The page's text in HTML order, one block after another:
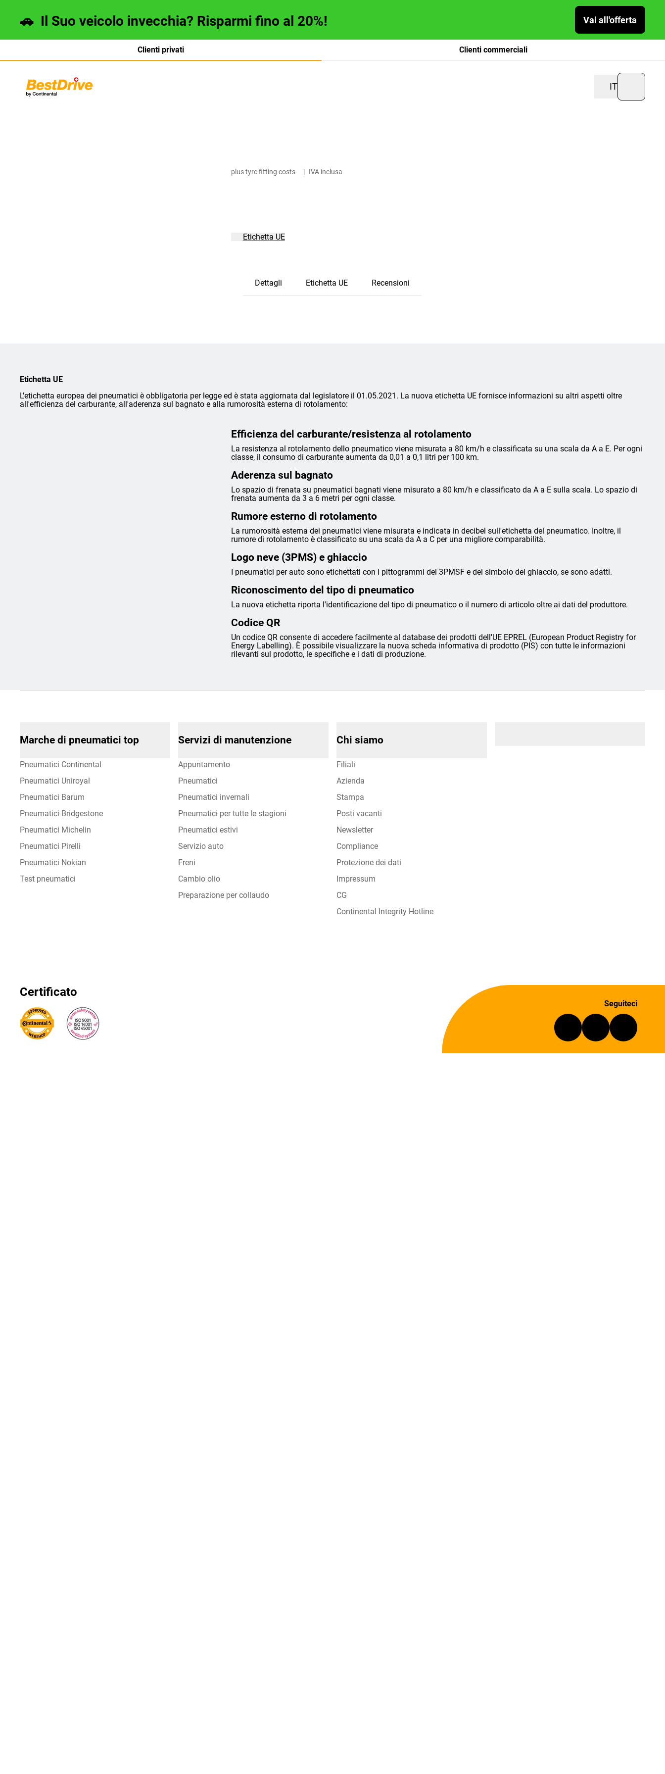
🚗 Il Suo veicolo invecchia? Risparmi fino al 20%! Vai all'offerta
Clienti privati Clienti commerciali
IT
Deutsch
plus tyre fitting costs | IVA inclusa
Etichetta UE
Dettagli Etichetta UE Recensioni
Etichetta UE
L'etichetta europea dei pneumatici è obbligatoria per legge ed è stata aggiornata dal legislatore il 01.05.2021. La nuova etichetta UE fornisce informazioni su altri aspetti oltre
all'efficienza del carburante, all'aderenza sul bagnato e alla rumorosità esterna di rotolamento:
Efficienza del carburante/resistenza al rotolamento
La resistenza al rotolamento dello pneumatico viene misurata a 80 km/h e classificata su una scala da A a E. Per ogni
classe, il consumo di carburante aumenta da 0,01 a 0,1 litri per 100 km.
Aderenza sul bagnato
Lo spazio di frenata su pneumatici bagnati viene misurato a 80 km/h e classificato da A a E sulla scala. Lo spazio di
frenata aumenta da 3 a 6 metri per ogni classe.
Rumore esterno di rotolamento
La rumorosità esterna dei pneumatici viene misurata e indicata in decibel sull'etichetta del pneumatico. Inoltre, il
rumore di rotolamento è classificato su una scala da A a C per una migliore comparabilità.
Logo neve (3PMS) e ghiaccio
I pneumatici per auto sono etichettati con i pittogrammi del 3PMSF e del simbolo del ghiaccio, se sono adatti.
Riconoscimento del tipo di pneumatico
La nuova etichetta riporta l'identificazione del tipo di pneumatico o il numero di articolo oltre ai dati del produttore.
Codice QR
Un codice QR consente di accedere facilmente al database dei prodotti dell'UE EPREL (European Product Registry for
Energy Labelling). È possibile visualizzare la nuova scheda informativa di prodotto (PIS) con tutte le informazioni
rilevanti sul prodotto, le specifiche e i dati di produzione.
Marche di pneumatici top
Pneumatici Continental
Pneumatici Uniroyal
Pneumatici Barum
Pneumatici Bridgestone
Pneumatici Michelin
Pneumatici Pirelli
Pneumatici Nokian
Test pneumatici
Servizi di manutenzione
Appuntamento
Pneumatici
Pneumatici invernali
Pneumatici per tutte le stagioni
Pneumatici estivi
Servizio auto
Freni
Cambio olio
Preparazione per collaudo
Chi siamo
Filiali
Azienda
Stampa
Posti vacanti
Newsletter
Compliance
Protezione dei dati
Impressum
CG
Continental Integrity Hotline
Certificato
Seguiteci